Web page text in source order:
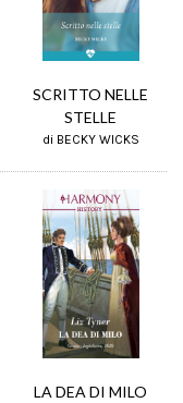
SCRITTO NELLE
STELLE
di BECKY WICKS
LA DEA DI MILO